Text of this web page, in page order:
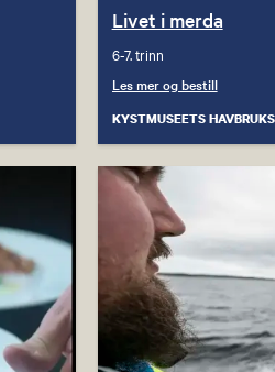
Livet i merda
6-7. trinn
Les mer og bestill
KYSTMUSEETS